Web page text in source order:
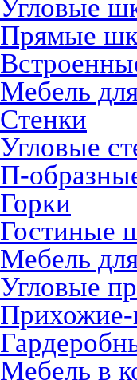
Угловые
Прямые
Мебель
Стенки
Угловые
П-
Горки
Гостиные
Мебель
Угловые
Прихожие-
Мебель в